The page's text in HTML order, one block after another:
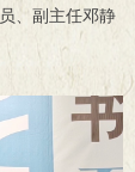
、副主任邓静